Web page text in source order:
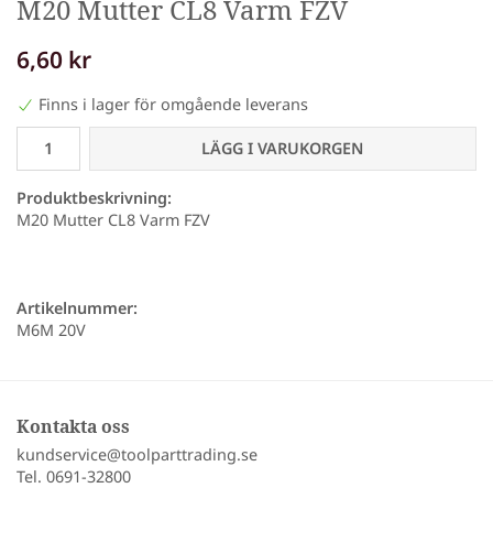
M20 Mutter CL8 Varm FZV
6,60 kr
Finns i lager för omgående leverans
LÄGG I VARUKORGEN
Produktbeskrivning:
M20 Mutter CL8 Varm FZV
Artikelnummer:
M6M 20V
Kontakta oss
kundservice@toolparttrading.se
Tel. 0691-32800